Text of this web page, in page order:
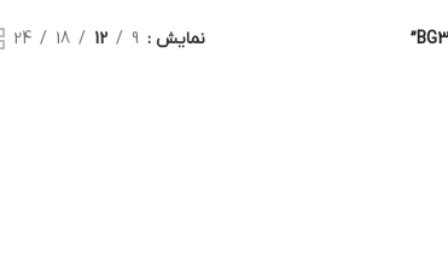
نمایش 9
12
18
24